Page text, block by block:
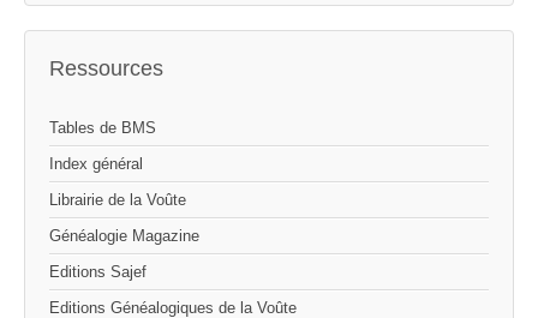
Ressources
Tables de BMS
Index général
Librairie de la Voûte
Généalogie Magazine
Editions Sajef
Editions Généalogiques de la Voûte